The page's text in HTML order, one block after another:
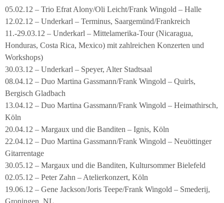
05.02.12 – Trio Efrat Alony/Oli Leicht/Frank Wingold – Halle
12.02.12 – Underkarl – Terminus, Saargemünd/Frankreich
11.-29.03.12 – Underkarl – Mittelamerika-Tour (Nicaragua,
Honduras, Costa Rica, Mexico) mit zahlreichen Konzerten und
Workshops)
30.03.12 – Underkarl – Speyer, Alter Stadtsaal
08.04.12 – Duo Martina Gassmann/Frank Wingold – Quirls,
Bergisch Gladbach
13.04.12 – Duo Martina Gassmann/Frank Wingold – Heimathirsch,
Köln
20.04.12 – Margaux und die Banditen – Ignis, Köln
22.04.12 – Duo Martina Gassmann/Frank Wingold – Neuöttinger
Gitarrentage
30.05.12 – Margaux und die Banditen, Kultursommer Bielefeld
02.05.12 – Peter Zahn – Atelierkonzert, Köln
19.06.12 – Gene Jackson/Joris Teepe/Frank Wingold – Smederij,
Groningen, NL